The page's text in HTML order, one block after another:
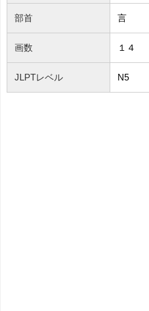
部首 言
画数 １４
JLPTレベル N5